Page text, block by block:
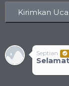
Kirimkan
Septian
Selamat